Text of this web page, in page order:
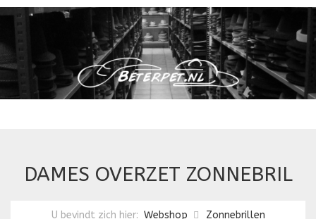
DAMES OVERZET ZONNEBRIL
U bevindt zich hier: Webshop
Zonnebrillen